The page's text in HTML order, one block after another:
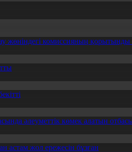
жөніндегі комиссияның
әлеуметтік көмек алатын
астам жол ережесін бұзған